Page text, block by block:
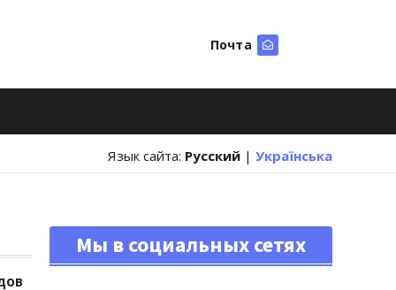
Почта
Язык сайта: Русский | Українська
Мы в социальных сетях